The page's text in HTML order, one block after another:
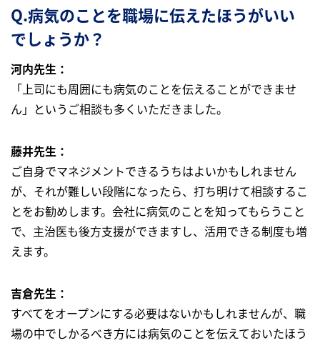
Q.病気のことを職場に伝えたほうがいい
でしょうか？
河内先生：
「上司にも周囲にも病気のことを伝えることができませ
ん」というご相談も多くいただきました。
藤井先生：
ご自身でマネジメントできるうちはよいかもしれません
が、それが難しい段階になったら、打ち明けて相談するこ
とをお勧めします。会社に病気のことを知ってもらうこと
で、主治医も後方支援ができますし、活用できる制度も増
えます。
吉倉先生：
すべてをオープンにする必要はないかもしれませんが、職
場の中でしかるべき方には病気のことを伝えておいたほう